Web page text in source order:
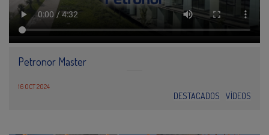
Petronor Master
16 OCT 2024
DESTACADOS VÍDEOS